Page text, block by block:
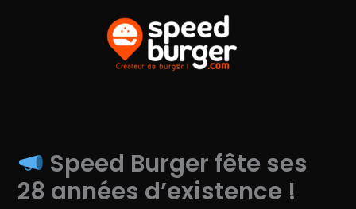
Speed Burger fête ses
28 années d’existence !